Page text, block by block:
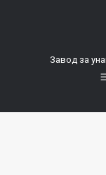
Завод за